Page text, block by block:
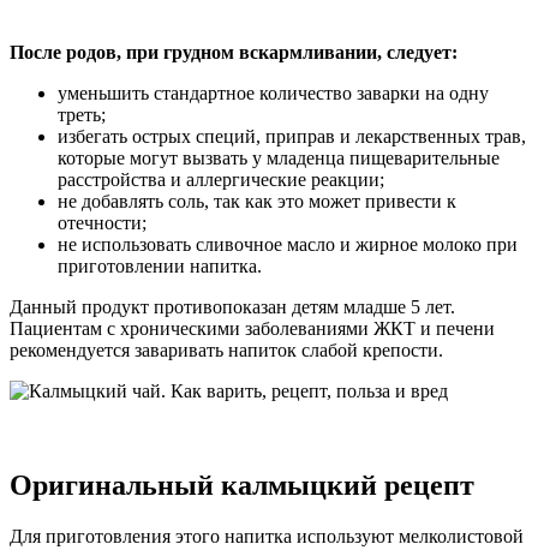
После родов, при грудном вскармливании, следует:
уменьшить стандартное количество заварки на одну
треть;
избегать острых специй, приправ и лекарственных трав,
которые могут вызвать у младенца пищеварительные
расстройства и аллергические реакции;
не добавлять соль, так как это может привести к
отечности;
не использовать сливочное масло и жирное молоко при
приготовлении напитка.
Данный продукт противопоказан детям младше 5 лет.
Пациентам с хроническими заболеваниями ЖКТ и печени
рекомендуется заваривать напиток слабой крепости.
Оригинальный калмыцкий рецепт
Для приготовления этого напитка используют мелколистовой